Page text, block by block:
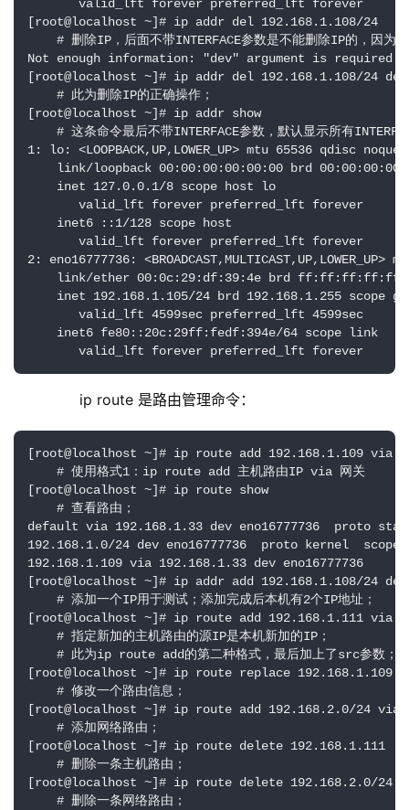
valid_lft forever preferred_lft forever
[root@localhost ~]# ip addr del 192.168.1.108/24
# 删除IP，后面不带INTERFACE参数是不能删除IP的，因为
Not enough information: "dev" argument is required.
[root@localhost ~]# ip addr del 192.168.1.108/24 dev
# 此为删除IP的正确操作；
[root@localhost ~]# ip addr show
# 这条命令最后不带INTERFACE参数，默认显示所有
1: lo: <LOOPBACK,UP,LOWER_UP> mtu 65536 qdisc
link/loopback 00:00:00:00:00:00 brd
inet 127.0.0.1/8 scope host lo
valid_lft forever preferred_lft forever
inet6 ::1/128 scope host
valid_lft forever preferred_lft forever
2: eno16777736:
link/ether 00:0c:29:df:39:4e brd
inet 192.168.1.105/24 brd 192.168.1.255 scope
valid_lft 4599sec preferred_lft 4599sec
inet6 fe80::20c:29ff:fedf:394e/64 scope link
valid_lft forever preferred_lft forever
ip route 是路由管理命令：
[root@localhost ~]# ip route add 192.168.1.109 via
# 使用格式1：ip route add 主机路由IP via 网关
[root@localhost ~]# ip route show
# 查看路由；
default via 192.168.1.33 dev eno16777736  proto
192.168.1.0/24 dev eno16777736  proto kernel
192.168.1.109 via 192.168.1.33 dev eno16777736
[root@localhost ~]# ip addr add 192.168.1.108/24 dev
# 添加一个IP用于测试；添加完成后本机有2个IP地址；
[root@localhost ~]# ip route add 192.168.1.111 via
# 指定新加的主机路由的源IP是本机新加的IP；
# 此为ip route add的第二种格式，最后加上了src参数；
[root@localhost ~]# ip route replace 192.168.1.109
# 修改一个路由信息；
[root@localhost ~]# ip route add 192.168.2.0/24 via
# 添加网络路由；
[root@localhost ~]# ip route delete 192.168.1.111
# 删除一条主机路由；
[root@localhost ~]# ip route delete 192.168.2.0/24
# 删除一条网络路由；